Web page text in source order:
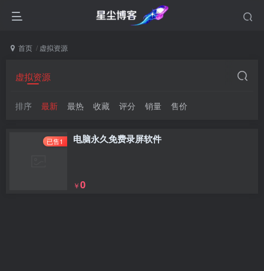
首页 虚拟资源
虚拟资源
排序 最新 最热 收藏 评分 销量 售价
已售1 电脑永久免费录屏软件
￥0